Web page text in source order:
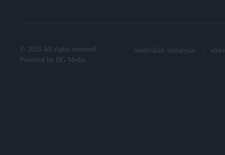
© 2025 All rights reserved.
Powered by
HG Media.
moderálási szabályzat